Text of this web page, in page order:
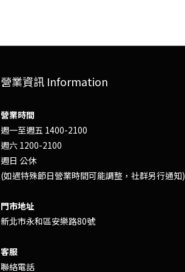
營業資訊 Information
營業時間
週一至週五 1400-2100
週六 1200-2100
週日 公休
(如遇特殊節日營業時間可能調整，社群另行通知)
門市地址
新北市永和區安樂路80號
客服
聯絡電話